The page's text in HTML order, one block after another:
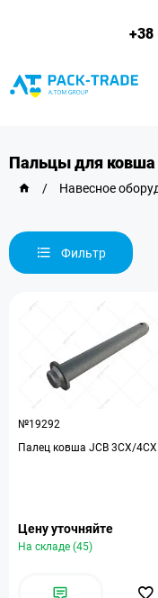
+38
Пальцы для ковша
/ Навесное
Фильтр
№19292
Палец ковша JCB 3CX/4CX
Цену уточняйте
На складе (45)